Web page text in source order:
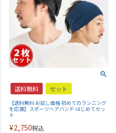
送料無料 セット
【送料無料 お試し価格 初めてのランニング
を応援】スポーツヘアバンド はじめてセッ
ト
¥2,750税込